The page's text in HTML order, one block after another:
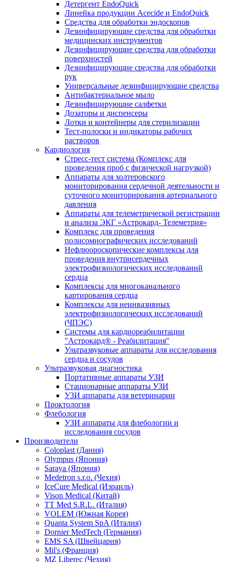
Детергент EndoQuick
Линейка продукции Acecide и EndoQuick
Средства для обработки эндоскопов
Дезинфицирующие средства для обработки
медицинских инструментов
Дезинфицирующие средства для обработки
поверхностей
Дезинфицирующие средства для обработки
рук
Универсальные дезинфицирующие средства
Антибактериальное мыло
Дезинфицирующие салфетки
Дозаторы и диспенсеры
Лотки и контейнеры для стерилизации
Тест-полоски и индикаторы рабочих
растворов
Кардиология
Стресс-тест система (Комплекс для
проведения проб с физической нагрузкой)
Аппараты для холтеровского
мониторирования сердечной деятельности и
суточного мониторирования артериального
давления
Аппараты для телеметрической регистрации
и анализа ЭКГ «Астрокард- Телеметрия»
Комплекс для проведения
полисомнографических исследований
Нефлюороскопические комплексы для
проведения внутрисердечных
электрофизиологических исследований
сердца
Комплексы для многоканального
картирования сердца
Комплексы для неинвазивных
электрофизиологических исследований
(ЧПЭС)
Системы для кардиореабилитации
"Астрокард® - Реабилитация"
Ультразвуковые аппараты для исследования
сердца и сосудов
Ультразвуковая диагностика
Портативные аппараты УЗИ
Стационарные аппараты УЗИ
УЗИ аппараты для ветеринарии
Проктология
Флебология
УЗИ аппараты для флебологии и
исследования сосудов
Производители
Coloplast (Дания)
Olympus (Япония)
Saraya (Япония)
Medetron s.r.o. (Чехия)
IceCure Medical (Израиль)
Vison Medical (Китай)
TT Med S.R.L. (Италия)
VOLEM (Южная Корея)
Quanta System SpA (Италия)
Dornier MedTech (Германия)
EMS SA (Швейцария)
Mil's (Франция)
MZ Liberec (Чехия)